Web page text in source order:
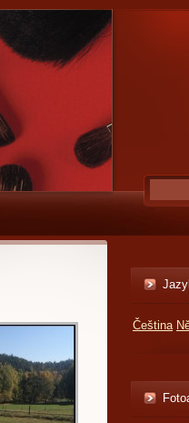
Čeština